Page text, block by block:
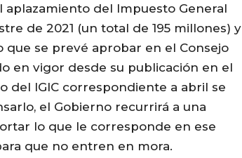
aplazamiento del Impuesto General
de 2021 (un total de 195 millones) y
que se prevé aprobar en el Consejo
en vigor desde su publicación en el
del IGIC correspondiente a abril se
el Gobierno recurrirá a una
lo que le corresponde en ese
que no entren en mora.